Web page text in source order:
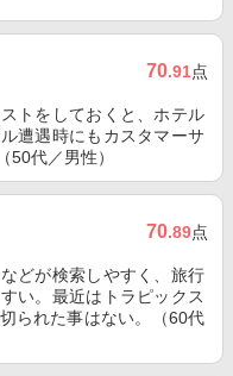
70.91点
トをしておくと、ホテル
遭遇時にもカスタマーサ
50代／男性）
70.89点
どが検索しやすく、旅行
い。最近はトラピックス
られた事はない。（60代